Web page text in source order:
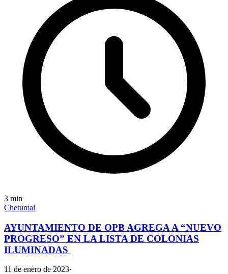
3 min
Chetumal
AYUNTAMIENTO DE OPB AGREGA A “NUEVO
PROGRESO” EN LA LISTA DE COLONIAS
ILUMINADAS
11 de enero de 2023·